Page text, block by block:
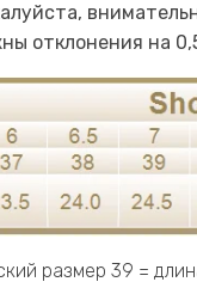
отклонения на
размер 39 =